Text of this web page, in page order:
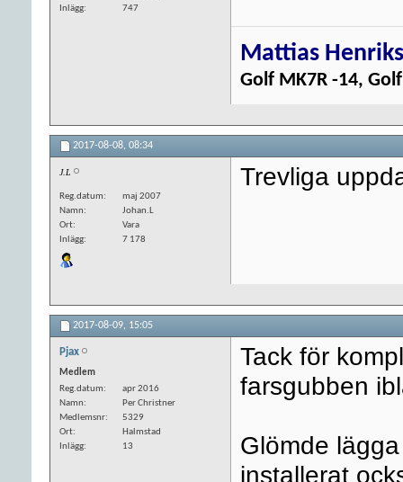
Inlägg
747
Mattias
Golf MK7R -14,
2017-08-08, 08:34
J.L
Reg.datum
maj 2007
Namn
Johan.L
Ort
Vara
Inlägg
7 178
Trevliga
2017-08-09, 15:05
Pjax
Medlem
Reg.datum
apr 2016
Namn
Per Christner
Medlemsnr
5329
Ort
Halmstad
Inlägg
13
Tack för
farsgubben
Glömde
installerat